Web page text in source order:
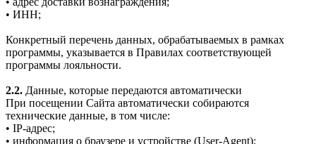
• ИНН;
Конкретный перечень данных, обрабатываемых в рамках
программы, указывается в Правилах соответствующей
программы лояльности.
2.2. Данные, которые передаются автоматически
При посещении Сайта автоматически собираются
технические данные, в том числе:
• IP-адрес;
• информация о браузере и устройстве (User-Agent);